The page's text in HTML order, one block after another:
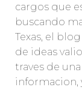
cargos que
buscando
Texas, el
de ideas
traves de
informacion,